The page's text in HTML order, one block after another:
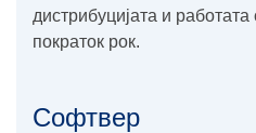
дистрибуцијата и
пократок рок.
Софтвер